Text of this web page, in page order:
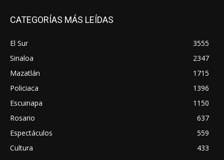
CATEGORÍAS MÁS LEÍDAS
El Sur
3555
Sinaloa
2347
Mazatlán
1715
Policiaca
1396
Escuinapa
1150
Rosario
637
Espectáculos
559
Cultura
433